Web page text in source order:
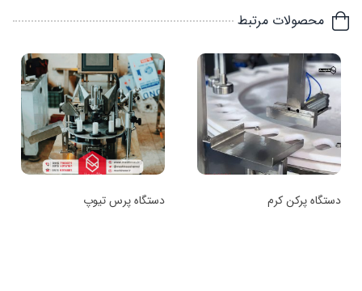
محصولات مرتبط
دستگاه پرکن کرم دستگاه پرس تیوپ